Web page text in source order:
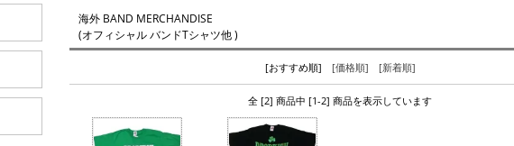
海外 BAND MERCHANDISE
(オフィシャル バンドTシャツ他 )
[おすすめ順] [価格順] [新着順]
全 [2] 商品中 [1-2] 商品を表示しています